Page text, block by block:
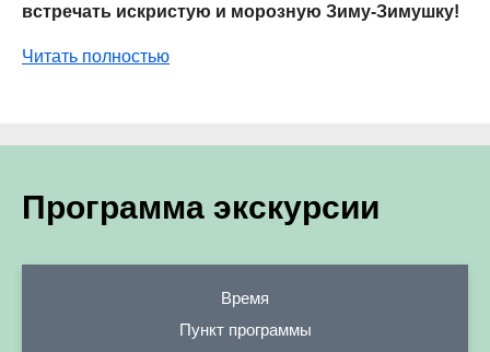
встречать искристую и морозную Зиму-Зимушку!
Читать полностью
Программа экскурсии
Время
Пункт программы